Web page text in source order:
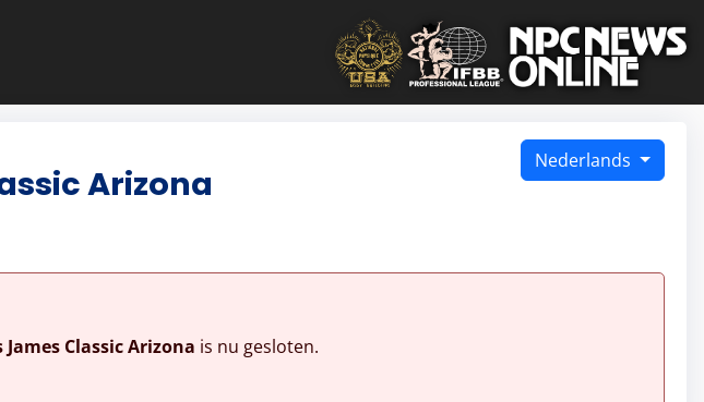
Nederlands
Arizona
James Classic Arizona is nu gesloten.